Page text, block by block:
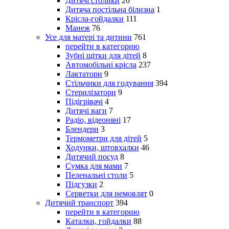
Дитяча постільна білизна 1
Крісла-гойдалки 111
Манеж 76
Усе для матері та дитини 761
перейти в категорию
Зубні щітки для дітей 8
Автомобільні крісла 237
Лактатори 9
Стільчики для годування 394
Стерилізатори 9
Підігрівачі 4
Дитячі ваги 7
Радіо, відеоняні 17
Блендери 3
Термометри для дітей 5
Ходунки, штовхалки 46
Дитячий посуд 8
Сумка для мами 7
Пеленальні столи 5
Підгузки 2
Серветки для немовлят 0
Дитячий транспорт 394
перейти в категорию
Каталки, гойдалки 88